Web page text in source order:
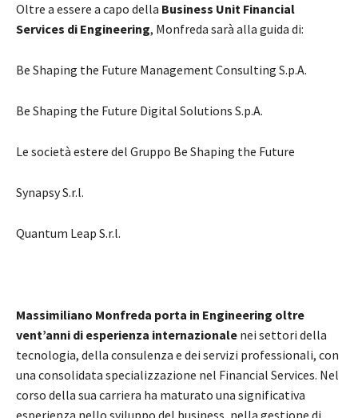
Oltre a essere a capo della Business Unit Financial
Services di Engineering, Monfreda sarà alla guida di:
Be Shaping the Future Management Consulting S.p.A.
Be Shaping the Future Digital Solutions S.p.A.
Le società estere del Gruppo Be Shaping the Future
Synapsy S.r.l.
Quantum Leap S.r.l.
Massimiliano Monfreda porta in Engineering oltre
vent’anni di esperienza internazionale nei settori della
tecnologia, della consulenza e dei servizi professionali, con
una consolidata specializzazione nel Financial Services. Nel
corso della sua carriera ha maturato una significativa